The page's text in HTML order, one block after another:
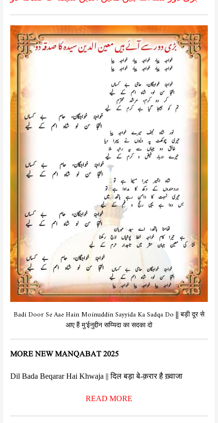
Badi Door Se Aae Hain Moinuddin Sayyida Ka Sadqa Do || बड़ी दूर से
आए हैं मु’ईनुद्दीन सय्यिदा का सदका दो
MORE NEW MANQABAT 2025
Dil Bada Beqarar Hai Khwaja || दिल बड़ा बे-क़रार है ख़्वाजा
READ MORE